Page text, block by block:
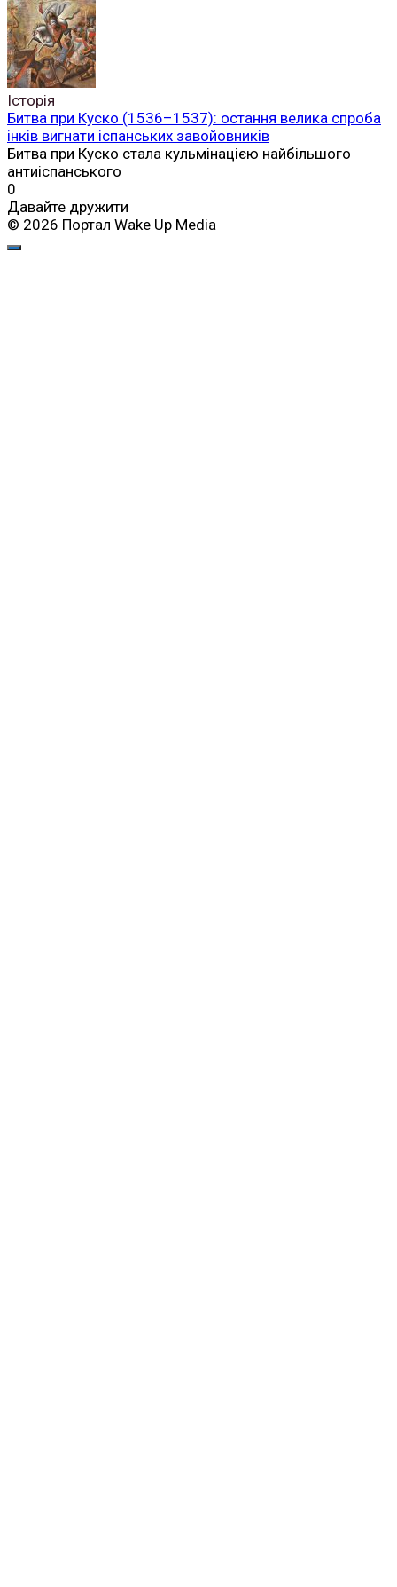
Історія
Битва при Куско (1536–1537): остання велика спроба
інків вигнати іспанських завойовників
Битва при Куско стала кульмінацією найбільшого
антиіспанського
0
Давайте дружити
© 2026 Портал Wake Up Media